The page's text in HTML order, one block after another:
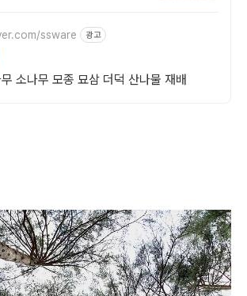
ssware 광고
소나무 모종 묘삼 더덕 산나물 재배